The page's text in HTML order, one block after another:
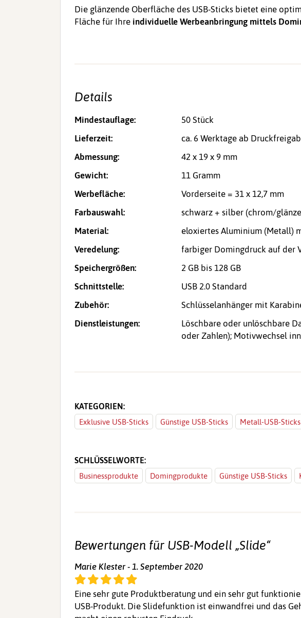
Die glänzende Oberfläche des USB-Sticks bietet eine
Fläche für Ihre individuelle Werbeanbringung mittels
Details
Mindestauflage:
50 Stück
Lieferzeit:
ca. 6 Werktage ab
Abmessung:
42 x 19 x 9 mm
Gewicht:
11 Gramm
Werbefläche:
Vorderseite = 31 x 12,7 mm
Farbauswahl:
schwarz + silber (chrom/
Material:
eloxiertes Aluminium (Metall)
Veredelung:
farbiger Domingdruck auf der
Speichergrößen:
2 GB bis 128 GB
Schnittstelle:
USB 2.0 Standard
Zubehör:
Schlüsselanhänger mit
Dienstleistungen:
Löschbare oder unlöschbare
oder Zahlen); Motivwechsel
KATEGORIEN:
Exklusive USB-Sticks Günstige USB-Sticks Metall-USB-Sticks
SCHLÜSSELWORTE:
Businessprodukte Domingprodukte Günstige USB-Sticks
Bewertungen für USB-Modell „Slide“
Marie Klester - 1. September 2020
Eine sehr gute Produktberatung und ein sehr gut
USB-Produkt. Die Slidefunktion ist einwandfrei und das